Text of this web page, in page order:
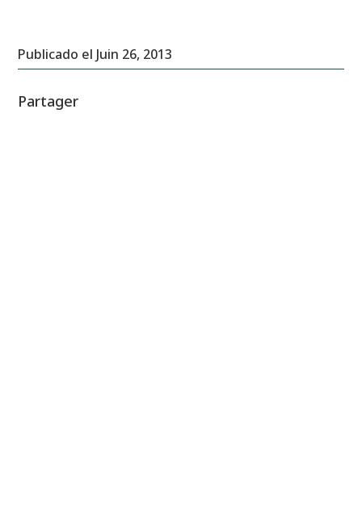
Publicado el Juin 26, 2013
Partager